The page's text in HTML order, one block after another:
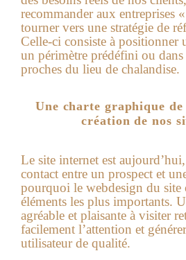
recommander aux entreprises
tourner vers une stratégie de
Celle-ci consiste à positionner
un périmètre prédéfini ou dans
proches du lieu de chalandise.
Une charte graphique
création de nos
Le site internet est
contact entre un prospect et
pourquoi le webdesign du site
éléments les plus importants.
agréable et plaisante à visiter
facilement l’attention et
utilisateur de qualité.